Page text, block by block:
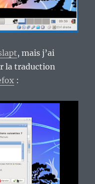
, mais j’ai
la traduction
: